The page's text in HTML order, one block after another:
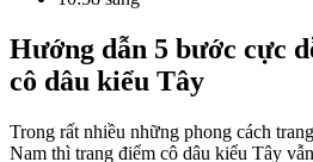
Hướng dẫn 5 bước cực
cô dâu kiểu Tây
Trong rất nhiều những phong cách
Nam thì trang điểm cô dâu kiểu Tây